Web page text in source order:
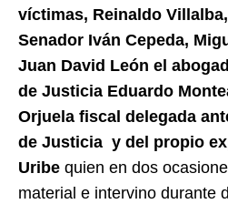
víctimas, Reinaldo
Senador Iván Cepeda,
Juan David León el
de Justicia Eduardo
Orjuela fiscal delegada
de Justicia y del propio
Uribe quien en dos
material e intervino durante